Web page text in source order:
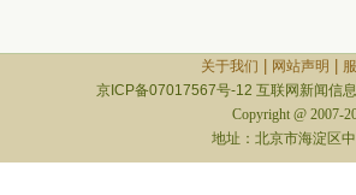
关于我们 网站声明
京ICP备07017567号-12 互联网新闻信
Copyright @ 2007-
地址：北京市海淀区